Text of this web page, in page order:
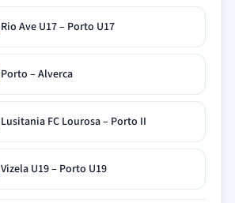
Rio Ave U17 – Porto U17
Porto – Alverca
Lusitania FC Lourosa – Porto II
Vizela U19 – Porto U19